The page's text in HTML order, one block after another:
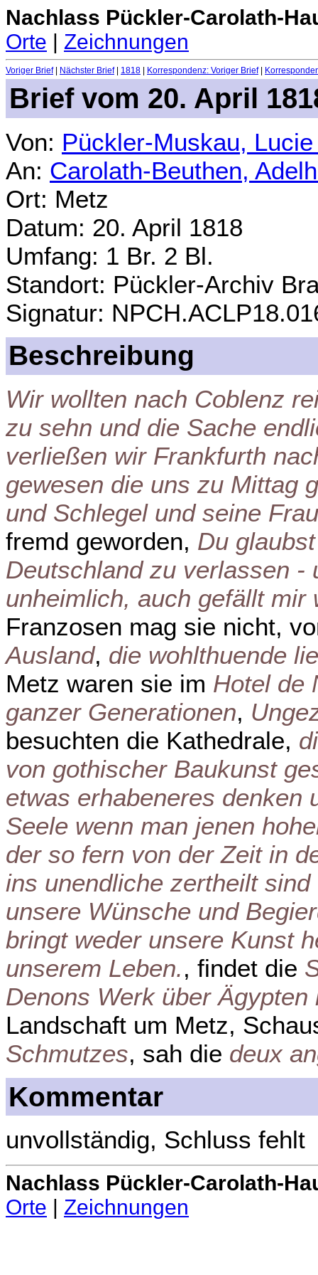
Nachlass Pückler-Carolath-
Orte | Zeichnungen
Voriger Brief| Nächster Brief| 1818 Korrespondenz: Voriger Brief|
Brief vom 20. April
Von: Pückler-Muskau,
An: Carolath-Beuthen,
Ort: Metz
Datum: 20. April 1818
Umfang: 1 Br. 2 Bl.
Standort: Pückler-Archiv
Signatur:
Beschreibung
Wir wollten nach Coblenz
zu sehn und die Sache
verließen wir Frankfurth
gewesen die uns zu Mittag
und Schlegel und seine
fremd geworden, Du
Deutschland zu verlassen -
unheimlich, auch gefällt mir
Franzosen mag sie nicht,
Ausland, die wohlthuende
Metz waren sie im Hotel de
ganzer Generationen,
besuchten die Kathedrale,
von gothischer Baukunst
etwas erhabeneres denken
Seele wenn man jenen
der so fern von der Zeit in
ins unendliche zertheilt
unsere Wünsche und
bringt weder unsere Kunst
unserem Leben., findet die
Denons Werk über
Landschaft um Metz,
Schmutzes, sah die deux
Kommentar
unvollständig, Schluss fehlt
Nachlass Pückler-Carolath-
Orte | Zeichnungen